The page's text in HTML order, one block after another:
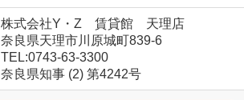
株式会社Y・Z 賃貸館 天理店
奈良県天理市川原城町839-6
TEL:0743-63-3300
奈良県知事 (2) 第4242号